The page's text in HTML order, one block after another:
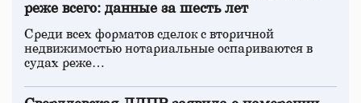
реже всего: данные за шесть лет
Среди всех форматов сделок с вторичной
недвижимостью нотариальные оспариваются в
судах реже…